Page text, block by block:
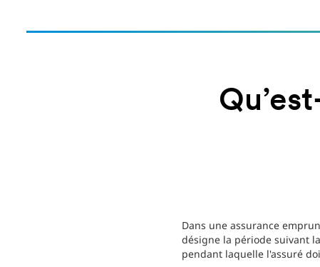
Dans une assurance
désigne la période suivant
pendant laquelle l'assuré